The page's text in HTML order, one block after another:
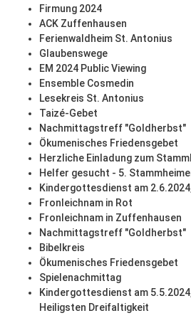
Firmung 2024
ACK Zuffenhausen
Ferienwaldheim St. Antonius
Glaubenswege
EM 2024 Public Viewing
Ensemble Cosmedin
Lesekreis St. Antonius
Taizé-Gebet
Nachmittagstreff "Goldherbst"
Ökumenisches Friedensgebet
Herzliche Einladung zum
Helfer gesucht - 5.
Kindergottesdienst am
Fronleichnam in Rot
Fronleichnam in Zuffenhausen
Nachmittagstreff "Goldherbst"
Bibelkreis
Ökumenisches Friedensgebet
Spielenachmittag
Kindergottesdienst am
Heiligsten Dreifaltigkeit